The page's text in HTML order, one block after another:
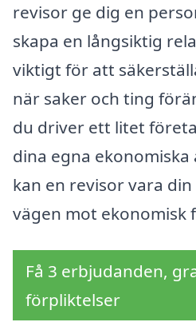
revisor ge dig en
skapa en långsiktig
viktigt för att
när saker och ting
du driver ett litet
dina egna
kan en revisor vara
vägen mot ekonomisk
Få 3 erbjudanden,
förpliktelser